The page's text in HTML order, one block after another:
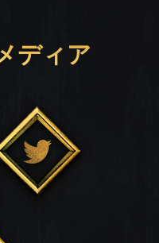
ディア